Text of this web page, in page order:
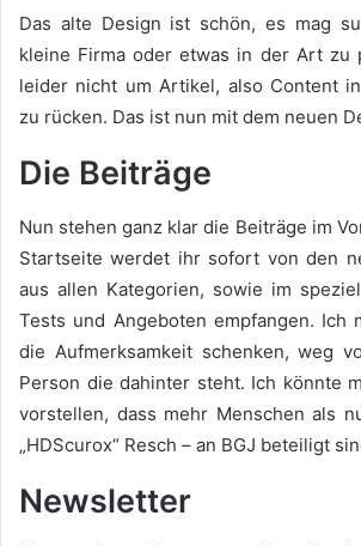
Das alte Design ist schön, es mag
kleine Firma oder etwas in der Art zu
leider nicht um Artikel, also Content
zu rücken. Das ist nun mit dem neuen
Die Beiträge
Nun stehen ganz klar die Beiträge im
Startseite werdet ihr sofort von den
aus allen Kategorien, sowie im
Tests und Angeboten empfangen. Ich
die Aufmerksamkeit schenken, weg
Person die dahinter steht. Ich könnte
vorstellen, dass mehr Menschen als
„HDScurox“ Resch – an BGJ beteiligt
Newsletter